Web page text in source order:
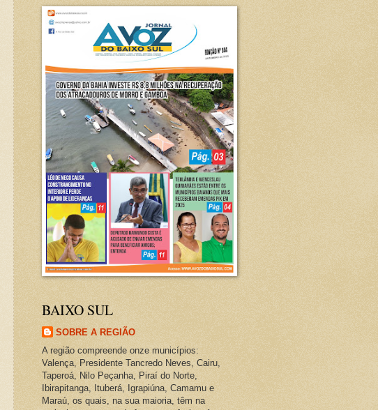
BAIXO SUL
SOBRE A REGIÃO
A região compreende onze municípios:
Valença, Presidente Tancredo Neves, Cairu,
Taperoá, Nilo Peçanha, Piraí do Norte,
Ibirapitanga, Ituberá, Igrapiúna, Camamu e
Maraú, os quais, na sua maioria, têm na